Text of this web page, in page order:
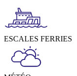
ESCALES FERRIES